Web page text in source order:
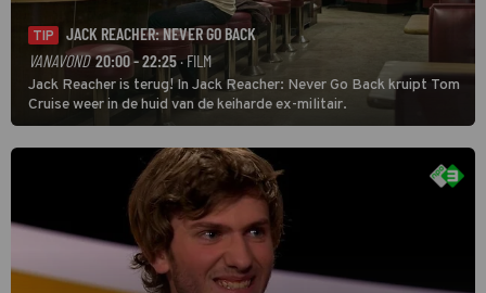
TIP
JACK REACHER: NEVER GO BACK
VANAVOND 20:00 - 22:25 · FILM
Jack Reacher is terug! In Jack Reacher: Never Go Back kruipt Tom
Cruise weer in de huid van de keiharde ex-militair.